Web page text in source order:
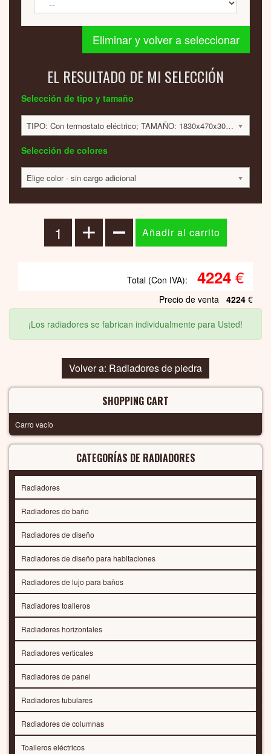
Eliminar y volver a seleccionar
EL RESULTADO DE MI SELECCIÓN
Selección de tipo y tamaño
TIPO: Con termostato eléctrico; TAMAÑO: 1830x470x30mm; 1000 VATIOS; 4225 EUR
Selección de colores
Elige color - sin cargo adicional
Total (Con IVA): 4224€
Precio de venta 4224 €
¡Los radiadores se fabrican individualmente para Usted!
Volver a: Radiadores de piedra
SHOPPING CART
Carro vacío
CATEGORÍAS DE RADIADORES
Radiadores
Radiadores de baño
Radiadores de diseño
Radiadores de diseño para habitaciones
Radiadores de lujo para baños
Radiadores toalleros
Radiadores horizontales
Radiadores verticales
Radiadores de panel
Radiadores tubulares
Radiadores de columnas
Toalleros eléctricos